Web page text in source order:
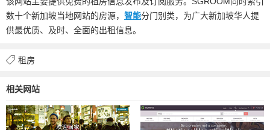
数十个新加坡当地网站的房源， 智能分门别类，为广大新加坡华人提
供最优质、及时、全面的出租信息。
租房
相关网站